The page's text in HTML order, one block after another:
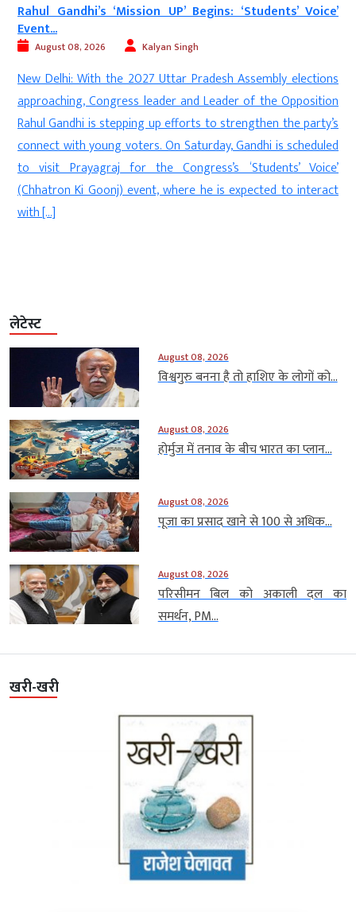
Rahul Gandhi’s ‘Mission UP’ Begins: ‘Students’ Voice’
Event...
August 08, 2026 Kalyan Singh
New Delhi: With the 2027 Uttar Pradesh Assembly elections
approaching, Congress leader and Leader of the Opposition
Rahul Gandhi is stepping up efforts to strengthen the party’s
connect with young voters. On Saturday, Gandhi is scheduled
to visit Prayagraj for the Congress’s ‘Students’ Voice’
(Chhatron Ki Goonj) event, where he is expected to interact
with […]
लेटेस्ट
August 08, 2026
विश्वगुरु बनना है तो हाशिए के लोगों को...
August 08, 2026
होर्मुज में तनाव के बीच भारत का प्लान...
August 08, 2026
पूजा का प्रसाद खाने से 100 से अधिक...
August 08, 2026
परिसीमन बिल को अकाली दल का
समर्थन, PM...
खरी-खरी